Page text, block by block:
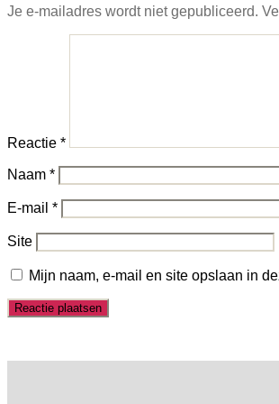
Je e-mailadres wordt niet gepubliceerd.
Reactie *
Naam *
E-mail *
Site
Mijn naam, e-mail en site opslaan in